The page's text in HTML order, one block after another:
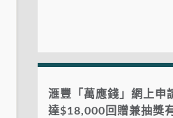
滙豐「萬應錢」網上申
達$18,000回贈兼抽獎